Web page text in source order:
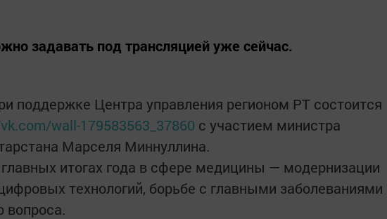
задавать под трансляцией уже сейчас.
поддержке Центра управления регионом РТ состоится
wall-179583563_37860 с участием министра
Марселя Миннуллина.
итогах года в сфере медицины — модернизации
технологий, борьбе с главными заболеваниями
вопроса.